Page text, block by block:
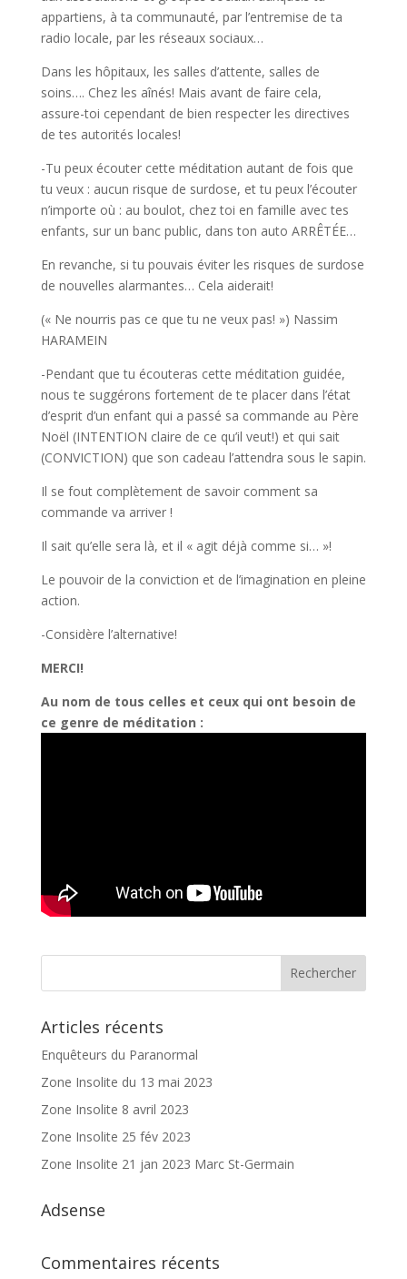
appartiens, à ta communauté, par l’entremise de ta
radio locale, par les réseaux sociaux…
Dans les hôpitaux, les salles d’attente, salles de
soins…. Chez les aînés! Mais avant de faire cela,
assure-toi cependant de bien respecter les directives
de tes autorités locales!
-Tu peux écouter cette méditation autant de fois que
tu veux : aucun risque de surdose, et tu peux l’écouter
n’importe où : au boulot, chez toi en famille avec tes
enfants, sur un banc public, dans ton auto ARRÊTÉE…
En revanche, si tu pouvais éviter les risques de surdose
de nouvelles alarmantes… Cela aiderait!
(« Ne nourris pas ce que tu ne veux pas! ») Nassim
HARAMEIN
-Pendant que tu écouteras cette méditation guidée,
nous te suggérons fortement de te placer dans l’état
d’esprit d’un enfant qui a passé sa commande au Père
Noël (INTENTION claire de ce qu’il veut!) et qui sait
(CONVICTION) que son cadeau l’attendra sous le sapin.
Il se fout complètement de savoir comment sa
commande va arriver !
Il sait qu’elle sera là, et il « agit déjà comme si… »!
Le pouvoir de la conviction et de l’imagination en pleine
action.
-Considère l’alternative!
MERCI!
Au nom de tous celles et ceux qui ont besoin de
ce genre de méditation :
Articles récents
Enquêteurs du Paranormal
Zone Insolite du 13 mai 2023
Zone Insolite 8 avril 2023
Zone Insolite 25 fév 2023
Zone Insolite 21 jan 2023 Marc St-Germain
Adsense
Commentaires récents